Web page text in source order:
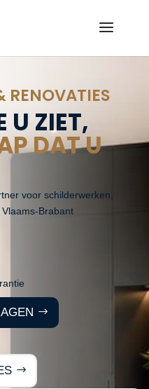
RENOVATIES
U ZIET,
DAT U
voor schilderwerken,
Brabant